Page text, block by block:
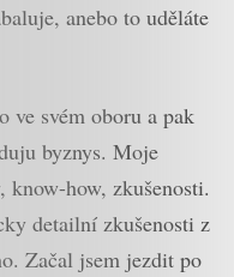
anebo to uděláte
ve svém oboru a pak
byznys. Moje
know-how, zkušenosti.
detailní zkušenosti z
Začal jsem jezdit po